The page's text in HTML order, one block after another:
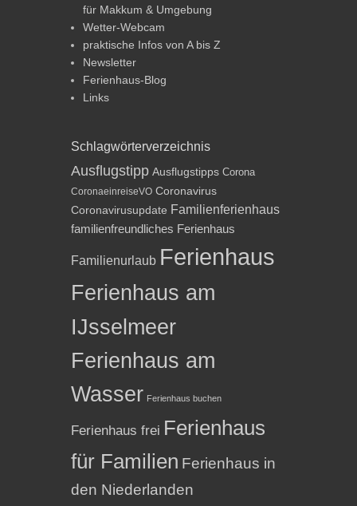
für Makkum & Umgebung
Wetter-Webcam
praktische Infos von A bis Z
Newsletter
Ferienhaus-Blog
Links
Schlagwörterverzeichnis
Ausflugstipp Ausflugstipps Corona
CoronaeinreiseVO Coronavirus
Coronavirusupdate Familienferienhaus
familienfreundliches Ferienhaus
Familienurlaub Ferienhaus
Ferienhaus am
IJsselmeer
Ferienhaus am
Wasser Ferienhaus buchen
Ferienhaus frei Ferienhaus
für Familien Ferienhaus in
den Niederlanden